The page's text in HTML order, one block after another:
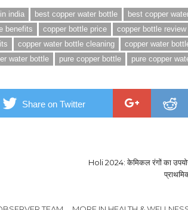
india best copper water bottle best copper
benefits copper bottle price copper bottle review
copper water bottle cleaning
copper water
water bottle pure copper bottle pure copper
Share on Twitter
Holi 2024: केमिकल रंगों का